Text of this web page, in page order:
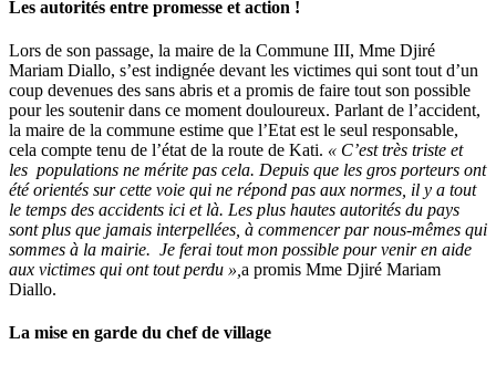
Les autorités entre promesse et action !
Lors de son passage, la maire de la Commune III, Mme Djiré
Mariam Diallo, s’est indignée devant les victimes qui sont tout d’un
coup devenues des sans abris et a promis de faire tout son possible
pour les soutenir dans ce moment douloureux. Parlant de l’accident,
la maire de la commune estime que l’Etat est le seul responsable,
cela compte tenu de l’état de la route de Kati. « C’est très triste et
les populations ne mérite pas cela. Depuis que les gros porteurs ont
été orientés sur cette voie qui ne répond pas aux normes, il y a tout
le temps des accidents ici et là. Les plus hautes autorités du pays
sont plus que jamais interpellées, à commencer par nous-mêmes qui
sommes à la mairie. Je ferai tout mon possible pour venir en aide
aux victimes qui ont tout perdu », a promis Mme Djiré Mariam
Diallo.
La mise en garde du chef de village